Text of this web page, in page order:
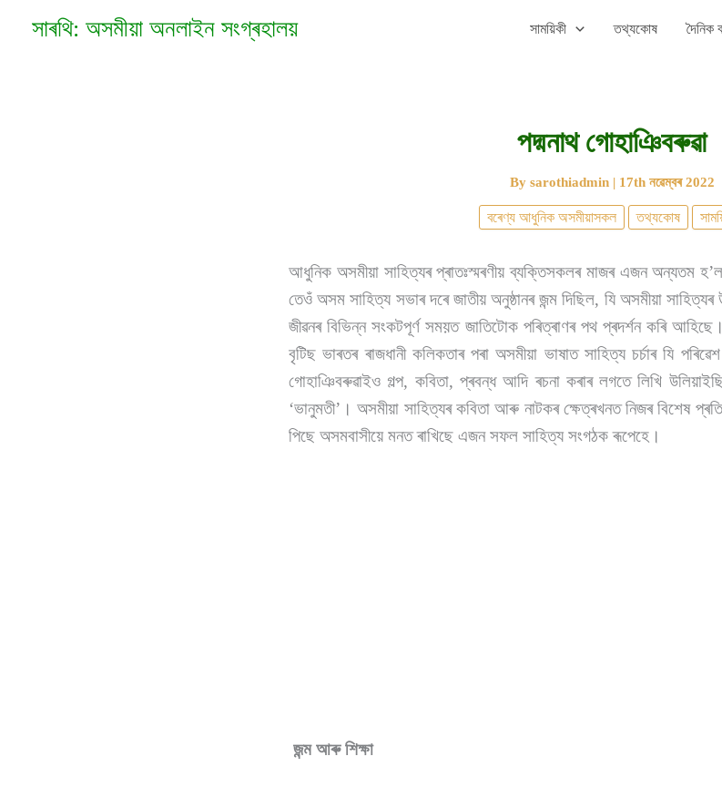
সাৰথি: অসমীয়া অনলাইন সংগ্ৰহালয় সাময়িকী তথ্যকোষ দৈনিক
পদ্মনাথ গোহাঞিবৰুৱা
By sarothiadmin | 17th নৱেম্বৰ 2022
বৰেণ্য আধুনিক অসমীয়াসকল তথ্যকোষ
আধুনিক অসমীয়া সাহিত্যৰ প্ৰাতঃস্মৰণীয় ব্যক্তিসকলৰ মাজৰ এজন অন্যতম
তেওঁ অসম সাহিত্য সভাৰ দৰে জাতীয় অনুষ্ঠানৰ জন্ম দিছিল, যি অসমীয়া
জীৱনৰ বিভিন্ন সংকটপূৰ্ণ সময়ত জাতিটোক পৰিত্ৰাণৰ পথ প্ৰদৰ্শন কৰি
বৃটিছ ভাৰতৰ ৰাজধানী কলিকতাৰ পৰা অসমীয়া ভাষাত সাহিত্য চৰ্চাৰ যি
গোহাঞিবৰুৱাইও গল্প, কবিতা, প্ৰবন্ধ আদি ৰচনা কৰাৰ লগতে লিখি
‘ভানুমতী’। অসমীয়া সাহিত্যৰ কবিতা আৰু নাটকৰ ক্ষেত্ৰখনত নিজৰ বিশেষ
পিছে অসমবাসীয়ে মনত ৰাখিছে এজন সফল সাহিত্য সংগঠক ৰূপেহে।
জন্ম আৰু শিক্ষা